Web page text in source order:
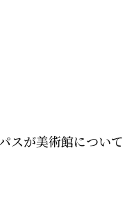
スが美術館について